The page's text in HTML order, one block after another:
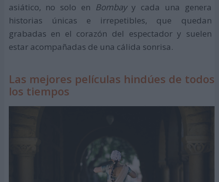
asiático, no solo en Bombayy cada una genera
historias únicas e irrepetibles, que quedan
grabadas en el corazón del espectador y suelen
estar acompañadas de una cálida sonrisa.
Las mejores películas hindúes de todos
los tiempos